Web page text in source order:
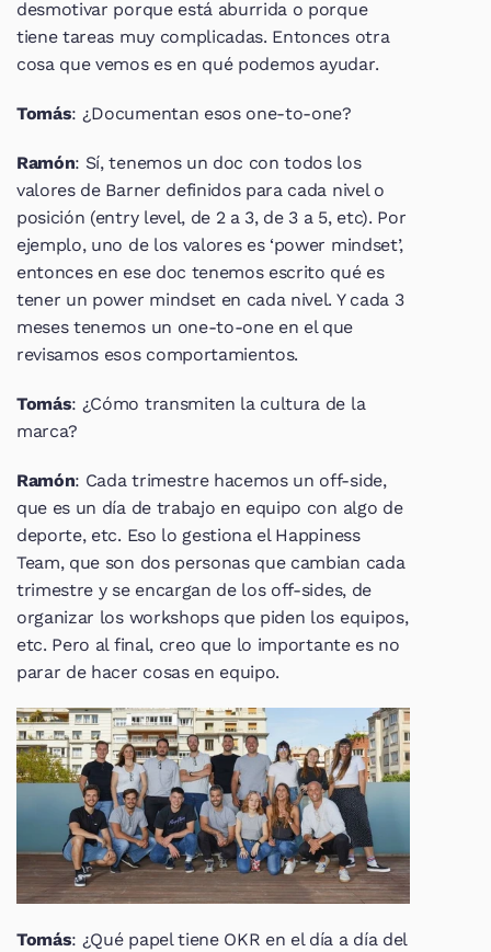
desmotivar porque está aburrida o porque
tiene tareas muy complicadas. Entonces otra
cosa que vemos es en qué podemos ayudar.
Tomás: ¿Documentan esos one-to-one?
Ramón: Sí, tenemos un doc con todos los
valores de Barner definidos para cada nivel o
posición (entry level, de 2 a 3, de 3 a 5, etc). Por
ejemplo, uno de los valores es ‘power mindset’,
entonces en ese doc tenemos escrito qué es
tener un power mindset en cada nivel. Y cada 3
meses tenemos un one-to-one en el que
revisamos esos comportamientos.
Tomás: ¿Cómo transmiten la cultura de la
marca?
Ramón: Cada trimestre hacemos un off-side,
que es un día de trabajo en equipo con algo de
deporte, etc. Eso lo gestiona el Happiness
Team, que son dos personas que cambian cada
trimestre y se encargan de los off-sides, de
organizar los workshops que piden los equipos,
etc. Pero al final, creo que lo importante es no
parar de hacer cosas en equipo.
Tomás: ¿Qué papel tiene OKR en el día a día del